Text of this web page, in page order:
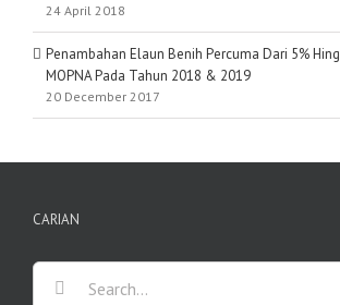
24 April 2018
Penambahan Elaun Benih Percuma Dari 5%
MOPNA Pada Tahun 2018 & 2019
20 December 2017
CARIAN
Search